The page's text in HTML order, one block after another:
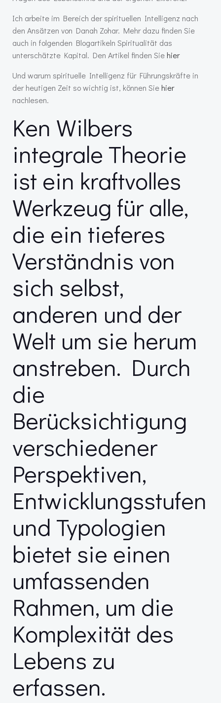
Ich arbeite im Bereich der spirituellen Intelligenz nach
den Ansätzen von Danah Zohar. Mehr dazu finden Sie
auch in folgenden Blogartikeln Spiritualität das
unterschätzte Kapital. Den Artikel finden Siehier
Und warum spirituelle Intelligenz für Führungskräfte in
der heutigen Zeit so wichtig ist, können Siehier
nachlesen.
Ken Wilbers
integrale Theorie
ist ein kraftvolles
Werkzeug für alle,
die ein tieferes
Verständnis von
sich selbst,
anderen und der
Welt um sie herum
anstreben. Durch
die
Berücksichtigung
verschiedener
Perspektiven,
Entwicklungsstufen
und Typologien
bietet sie einen
umfassenden
Rahmen, um die
Komplexität des
Lebens zu
erfassen.